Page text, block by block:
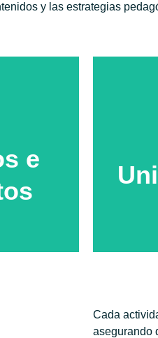
y las estrategias
e
Cada
asegurando